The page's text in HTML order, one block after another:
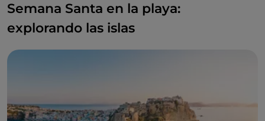
Semana Santa en la playa:
explorando las islas